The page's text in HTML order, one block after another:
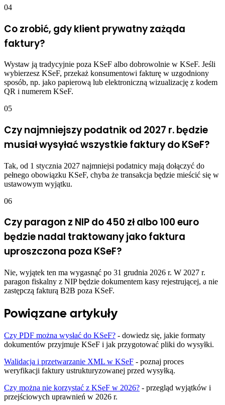
04
Co zrobić, gdy klient prywatny zażąda
faktury?
Wystaw ją tradycyjnie poza KSeF albo dobrowolnie w KSeF. Jeśli
wybierzesz KSeF, przekaż konsumentowi fakturę w uzgodniony
sposób, np. jako papierową lub elektroniczną wizualizację z kodem
QR i numerem KSeF.
05
Czy najmniejszy podatnik od 2027 r. będzie
musiał wysyłać wszystkie faktury do KSeF?
Tak, od 1 stycznia 2027 najmniejsi podatnicy mają dołączyć do
pełnego obowiązku KSeF, chyba że transakcja będzie mieścić się w
ustawowym wyjątku.
06
Czy paragon z NIP do 450 zł albo 100 euro
będzie nadal traktowany jako faktura
uproszczona poza KSeF?
Nie, wyjątek ten ma wygasnąć po 31 grudnia 2026 r. W 2027 r.
paragon fiskalny z NIP będzie dokumentem kasy rejestrującej, a nie
zastępczą fakturą B2B poza KSeF.
Powiązane artykuły
Czy PDF można wysłać do KSeF? - dowiedz się, jakie formaty
dokumentów przyjmuje KSeF i jak przygotować pliki do wysyłki.
Walidacja i przetwarzanie XML w KSeF - poznaj proces
weryfikacji faktury ustrukturyzowanej przed wysyłką.
Czy można nie korzystać z KSeF w 2026? - przegląd wyjątków i
przejściowych uprawnień w 2026 r.